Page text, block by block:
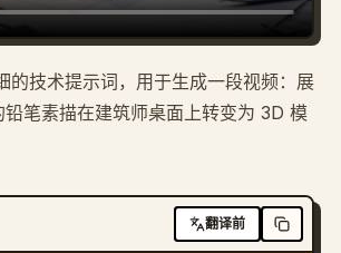
的技术提示词，用于生成一段视频：展
铅笔素描在建筑师桌面上转变为 3D 模
翻译前